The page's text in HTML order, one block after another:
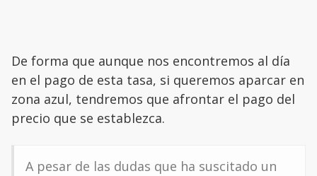
De forma que aunque nos encontremos al día
en el pago de esta tasa, si queremos aparcar en
zona azul, tendremos que afrontar el pago del
precio que se establezca.
A pesar de las dudas que ha suscitado un